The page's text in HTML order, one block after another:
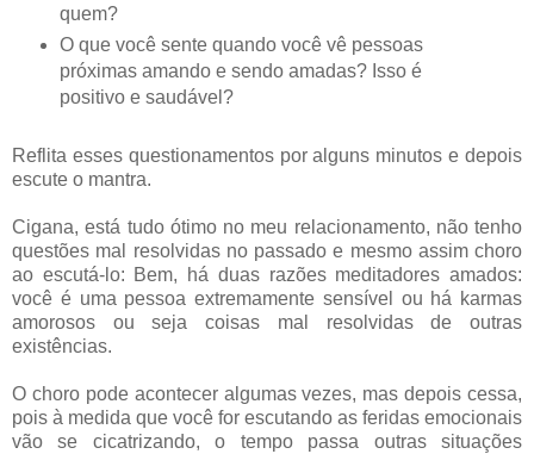
quem?
O que você sente quando você vê pessoas
próximas amando e sendo amadas? Isso é
positivo e saudável?
Reflita esses questionamentos por alguns minutos e depois
escute o mantra.
Cigana, está tudo ótimo no meu relacionamento, não tenho
questões mal resolvidas no passado e mesmo assim choro
ao escutá-lo: Bem, há duas razões meditadores amados:
você é uma pessoa extremamente sensível ou há karmas
amorosos ou seja coisas mal resolvidas de outras
existências.
O choro pode acontecer algumas vezes, mas depois cessa,
pois à medida que você for escutando as feridas emocionais
vão se cicatrizando, o tempo passa outras situações